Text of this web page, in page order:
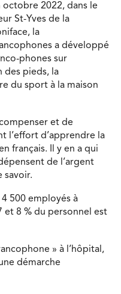
octobre 2022, dans le
St-Yves de la
la
a développé
phones sur
des pieds, la
du sport à la maison
et de
l’effort d’apprendre la
français. Il y en a qui
de l’argent
savoir.
500 employés à
et 8 % du personnel est
» à l’hôpital,
démarche